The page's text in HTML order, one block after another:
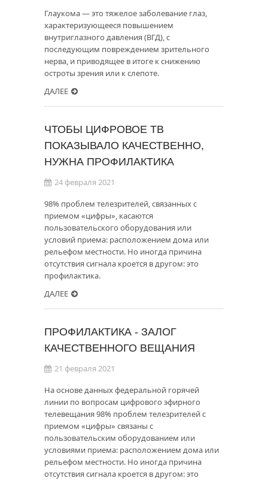
Глаукома — это тяжелое заболевание глаз,
характеризующееся повышением
внутриглазного давления (ВГД), с
последующим повреждением зрительного
нерва, и приводящее в итоге к снижению
остроты зрения или к слепоте.
ДАЛЕЕ
ЧТОБЫ ЦИФРОВОЕ ТВ
ПОКАЗЫВАЛО КАЧЕСТВЕННО,
НУЖНА ПРОФИЛАКТИКА
24 февраля 2021
98% проблем телезрителей, связанных с
приемом «цифры», касаются
пользовательского оборудования или
условий приема: расположением дома или
рельефом местности. Но иногда причина
отсутствия сигнала кроется в другом: это
профилактика.
ДАЛЕЕ
ПРОФИЛАКТИКА - ЗАЛОГ
КАЧЕСТВЕННОГО ВЕЩАНИЯ
21 февраля 2021
На основе данных федеральной горячей
линии по вопросам цифрового эфирного
телевещания 98% проблем телезрителей с
приемом «цифры» связаны с
пользовательским оборудованием или
условиями приема: расположением дома или
рельефом местности. Но иногда причина
отсутствия сигнала кроется в другом: это